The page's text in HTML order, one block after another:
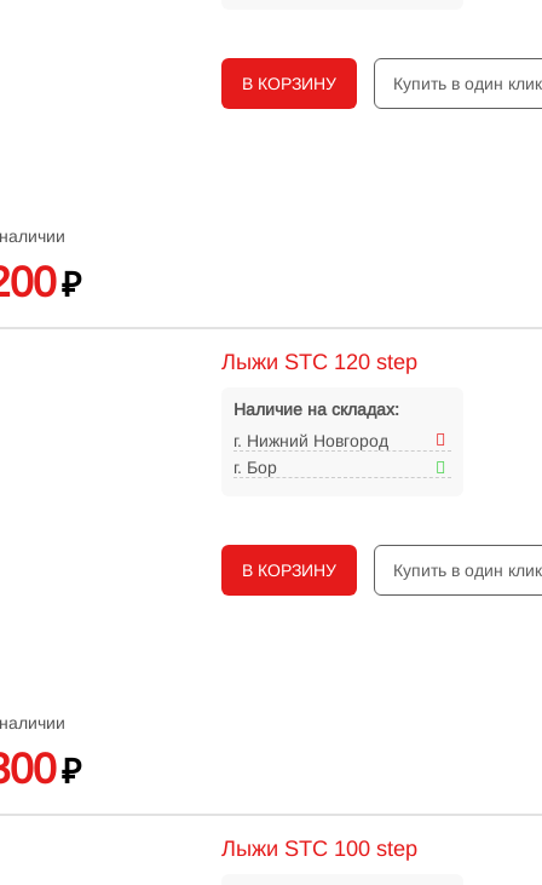
₽
В КОРЗИНУ Купить в один клик
₽
Лыжи STC 120 step
Наличие на складах:
г. Нижний Новгород
г. Бор
В КОРЗИНУ Купить в один клик
Лыжи STC 100 step